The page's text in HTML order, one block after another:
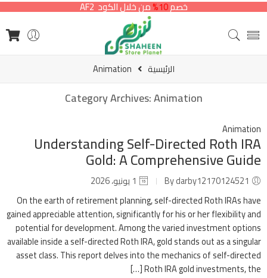
خصم10% من خلال الكود AF2
الرئيسية Animation
Category Archives:Animation
Animation
Understanding Self-Directed Roth IRA
Gold: A Comprehensive Guide
On the earth of retirement planning, self-directed Roth IRAs have
gained appreciable attention, significantly for his or her flexibility and
potential for development. Among the varied investment options
available inside a self-directed Roth IRA, gold stands out as a singular
asset class. This report delves into the mechanics of self-directed
Roth IRA gold investments, the […]